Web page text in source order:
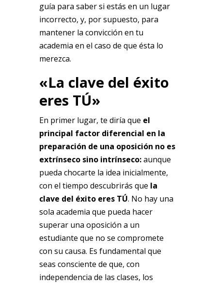
guía para saber si estás en un lugar
incorrecto, y, por supuesto, para
mantener la convicción en tu
academia en el caso de que ésta lo
merezca.
«La clave del éxito
eres TÚ»
En primer lugar, te diría que el
principal factor diferencial en la
preparación de una oposición no es
extrínseco sino intrínseco:aunque
pueda chocarte la idea inicialmente,
con el tiempo descubrirás que la
clave del éxito eres TÚ. No hay una
sola academia que pueda hacer
superar una oposición a un
estudiante que no se compromete
con su causa. Es fundamental que
seas consciente de que, con
independencia de las clases, los